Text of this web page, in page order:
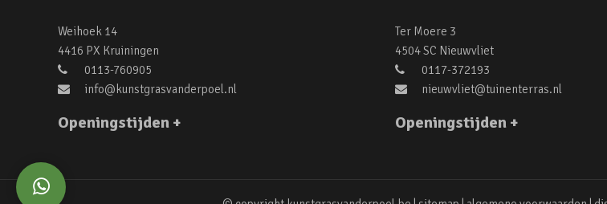
Weihoek 14
4416 PX Kruiningen
0113-760905
info@kunstgrasvanderpoel.nl
Openingstijden +
Ter Moere 3
4504 SC Nieuwvliet
0117-372193
nieuwvliet@tuinenterras.nl
Openingstijden +